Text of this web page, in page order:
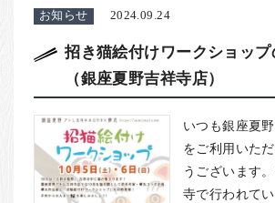
お知らせ 2024.09.24
招き猫絵付けワークショッ
（銀座夏野吉祥寺店）
いつも銀座夏
をご利用いた
うございます
寺で行われて